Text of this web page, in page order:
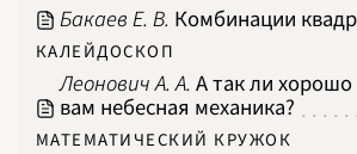
2014
2015
2018
2019
2020
2022
Бакаев Е. В. Комбинации
КАЛЕЙДОСКОП
Леонович А. А. А так ли
вам небесная механика?
МАТЕМАТИЧЕСКИЙ КРУЖОК